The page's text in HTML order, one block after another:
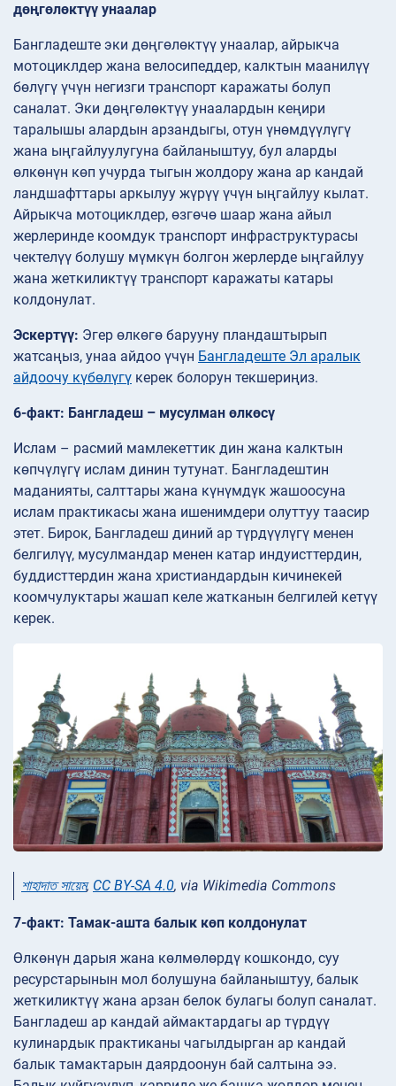
дөңгөлөктүү унаалар
Бангладеште эки дөңгөлөктүү унаалар, айрыкча
мотоциклдер жана велосипеддер, калктын маанилүү
бөлүгү үчүн негизги транспорт каражаты болуп
саналат. Эки дөңгөлөктүү унаалардын кеңири
таралышы алардын арзандыгы, отун үнөмдүүлүгү
жана ыңгайлуулугуна байланыштуу, бул аларды
өлкөнүн көп учурда тыгын жолдору жана ар кандай
ландшафттары аркылуу жүрүү үчүн ыңгайлуу кылат.
Айрыкча мотоциклдер, өзгөчө шаар жана айыл
жерлеринде коомдук транспорт инфраструктурасы
чектелүү болушу мүмкүн болгон жерлерде ыңгайлуу
жана жеткиликтүү транспорт каражаты катары
колдонулат.
Эскертүү: Эгер өлкөгө барууну пландаштырып
жатсаңыз, унаа айдоо үчүн Бангладеште Эл аралык
айдоочу күбөлүгү керек болорун текшериңиз.
6-факт: Бангладеш – мусулман өлкөсү
Ислам – расмий мамлекеттик дин жана калктын
көпчүлүгү ислам динин тутунат. Бангладештин
маданияты, салттары жана күнүмдүк жашоосуна
ислам практикасы жана ишенимдери олуттуу таасир
этет. Бирок, Бангладеш диний ар түрдүүлүгү менен
белгилүү, мусулмандар менен катар индуисттердин,
буддисттердин жана христиандардын кичинекей
коомчулуктары жашап келе жатканын белгилей кетүү
керек.
শাহাদাত সায়েম, CC BY-SA 4.0, via Wikimedia Commons
7-факт: Тамак-ашта балык көп колдонулат
Өлкөнүн дарыя жана көлмөлөрдү кошкондо, суу
ресурстарынын мол болушуна байланыштуу, балык
жеткиликтүү жана арзан белок булагы болуп саналат.
Бангладеш ар кандай аймактардагы ар түрдүү
кулинардык практиканы чагылдырган ар кандай
балык тамактарын даярдоонун бай салтына ээ.